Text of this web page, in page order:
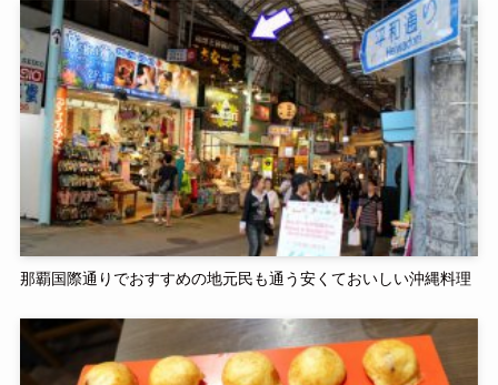
那覇国際通りでおすすめの地元民も通う安くておいしい沖縄料理